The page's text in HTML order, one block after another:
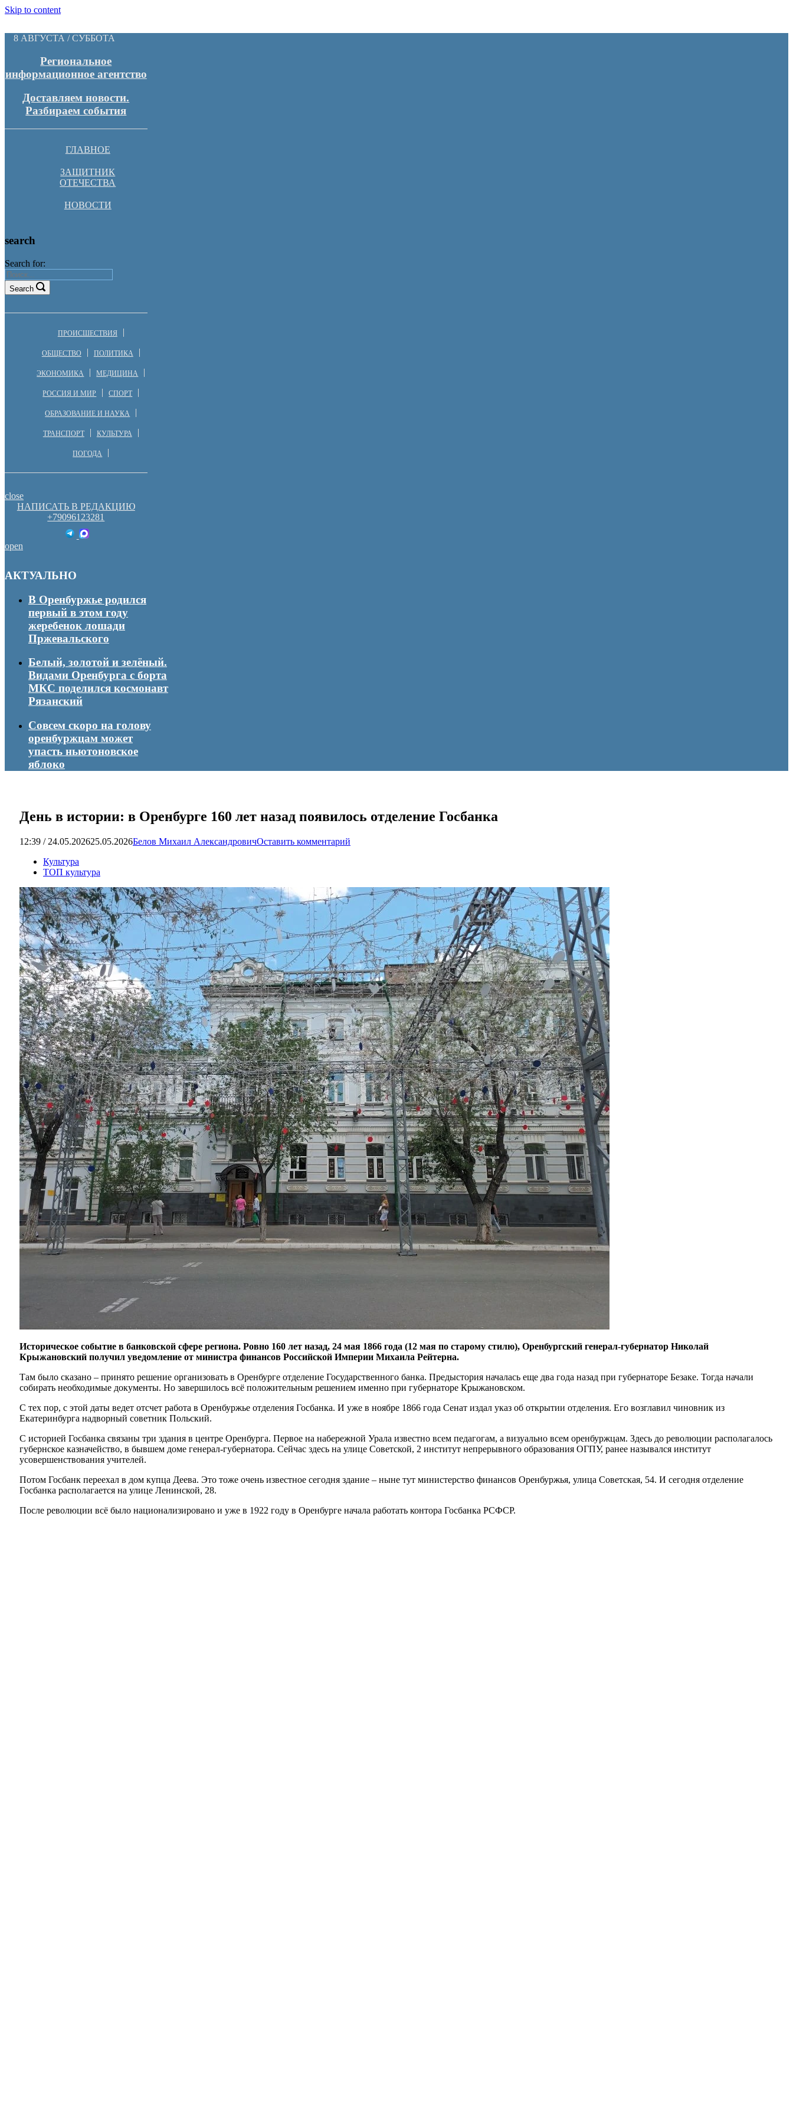
Skip to content
8 АВГУСТА / СУББОТА
Региональное
информационное агентство
Доставляем новости.
Разбираем события
ГЛАВНОЕ
ЗАЩИТНИК
ОТЕЧЕСТВА
НОВОСТИ
search
Search for:
Search
ПРОИСШЕСТВИЯ
ОБЩЕСТВО ПОЛИТИКА
ЭКОНОМИКА МЕДИЦИНА
РОССИЯ И МИР СПОРТ
ОБРАЗОВАНИЕ И НАУКА
ТРАНСПОРТ КУЛЬТУРА
ПОГОДА
close
НАПИСАТЬ В РЕДАКЦИЮ
+79096123281
open
АКТУАЛЬНО
В Оренбуржье родился
первый в этом году
жеребенок лошади
Пржевальского
Белый, золотой и зелёный.
Видами Оренбурга с борта
МКС поделился космонавт
Рязанский
Совсем скоро на голову
оренбуржцам может
упасть ньютоновское
яблоко
День в истории: в Оренбурге 160 лет назад появилось отделение Госбанка
12:39 / 24.05.202625.05.2026Белов Михаил АлександровичОставить комментарий
Культура
ТОП культура
Историческое событие в банковской сфере региона. Ровно 160 лет назад, 24 мая 1866 года (12 мая по старому стилю), Оренбургский генерал-губернатор Николай
Крыжановский получил уведомление от министра финансов Российской Империи Михаила Рейтерна.
Там было сказано – принято решение организовать в Оренбурге отделение Государственного банка. Предыстория началась еще два года назад при губернаторе Безаке. Тогда начали
собирать необходимые документы. Но завершилось всё положительным решением именно при губернаторе Крыжановском.
С тех пор, с этой даты ведет отсчет работа в Оренбуржье отделения Госбанка. И уже в ноябре 1866 года Сенат издал указ об открытии отделения. Его возглавил чиновник из
Екатеринбурга надворный советник Польский.
С историей Госбанка связаны три здания в центре Оренбурга. Первое на набережной Урала известно всем педагогам, а визуально всем оренбуржцам. Здесь до революции располагалось
губернское казначейство, в бывшем доме генерал-губернатора. Сейчас здесь на улице Советской, 2 институт непрерывного образования ОГПУ, ранее назывался институт
усовершенствования учителей.
Потом Госбанк переехал в дом купца Деева. Это тоже очень известное сегодня здание – ныне тут министерство финансов Оренбуржья, улица Советская, 54. И сегодня отделение
Госбанка располагается на улице Ленинской, 28.
После революции всё было национализировано и уже в 1922 году в Оренбурге начала работать контора Госбанка РСФСР.